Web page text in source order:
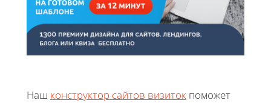
Наш конструктор сайтов визиток поможет